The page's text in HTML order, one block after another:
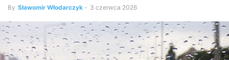
By Sławomir Włodarczyk - 3 czerwca 2026